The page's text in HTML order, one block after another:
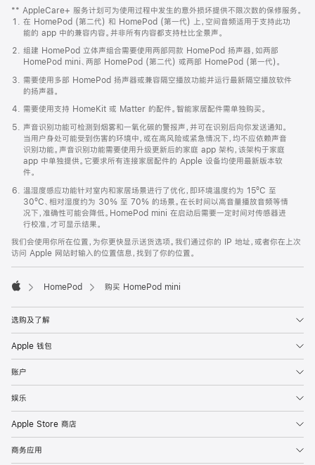
窗
口
中
打
开)
** AppleCare+ 服务计划可为使用过程中发生的意外损坏提供不限次数的保修服务。
在 HomePod (第二代) 和 HomePod (第一代) 上，空间音频适用于支持此功
能的 app 中的兼容内容。并非所有内容都支持杜比全景声。
组建 HomePod 立体声组合需要使用两部同款 HomePod 扬声器，如两部
HomePod mini、两部 HomePod (第二代) 或两部 HomePod (第一代)。
需要使用多部 HomePod 扬声器或兼容隔空播放功能并运行最新隔空播放软件
的扬声器。
需要使用支持 HomeKit 或 Matter 的配件。智能家居配件需单独购买。
声音识别功能可检测到烟雾和一氧化碳的警报声，并可在识别后向你发送通知。
当用户身处可能受到伤害的环境中，或在高风险或紧急情况下，均不应依赖声音
识别功能。声音识别功能需要使用升级更新后的家庭 app 架构，该架构于家庭
app 中单独提供。它要求所有连接家居配件的 Apple 设备均使用最新版本软
件。
温湿度感应功能针对室内和家居场景进行了优化，即环境温度约为 15ºC 至
30ºC、相对湿度约为 30% 至 70% 的场景。在长时间以高音量播放音频等情
况下，准确性可能会降低。HomePod mini 在启动后需要一定时间对传感器进
行校准，才可显示结果。
我们会使用你所在位置，为你更快显示送货选项。我们通过你的 IP 地址，或者你在上次
访问 Apple 网站时输入的位置信息，找到了你的位置。
HomePod 购买 HomePod mini
选购及了解
Apple 钱包
账户
娱乐
Apple Store 商店
商务应用